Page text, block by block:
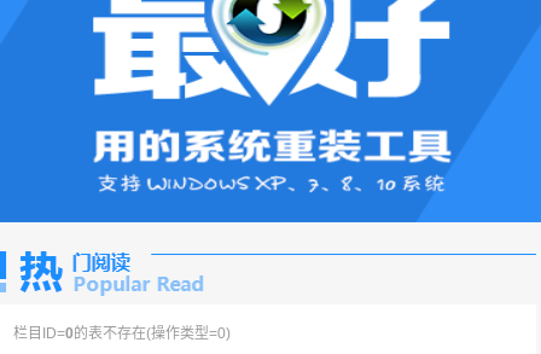
栏目ID=0 的表不存在(操作类型=0)